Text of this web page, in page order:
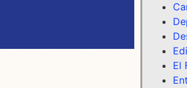
El